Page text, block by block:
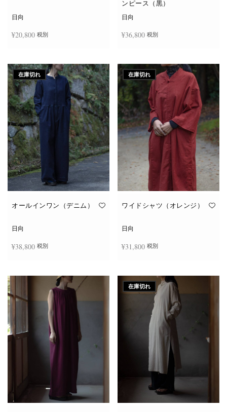
日向
¥20,800 税別
ンピース（黒）
日向
¥36,800 税別
在庫切れ
オールインワン（デニム）
日向
¥38,800 税別
在庫切れ
ワイドシャツ（オレンジ）
日向
¥31,800 税別
在庫切れ